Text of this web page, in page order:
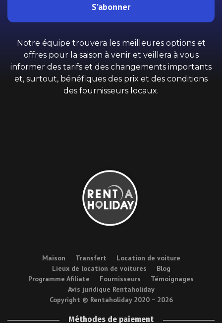
S’abonner
Notre équipe trouvera les meilleures options et
offres pour la saison à venir et veillera à vous
informer des tarifs et des changements importants
et, surtout, bénéfiques des prix et des conditions
des fournisseurs locaux.
Maison Transfert
Location de voiture
Lieux de location de voitures
Blog
Programme Afiliate
Fournisseurs
Témoignages
Avis juridique Rentaholiday
Copyright © Rentaholiday 2020 − 2026
Méthodes de paiement